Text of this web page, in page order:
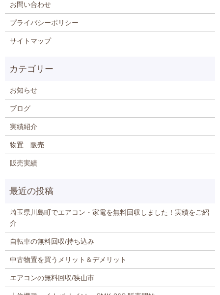
お問い合わせ
プライバシーポリシー
サイトマップ
お知らせ
ブログ
実績紹介
物置 販売
販売実績
埼玉県川島町でエアコン・家電を無料回収しました！実績をご紹
介
自転車の無料回収/持ち込み
中古物置を買うメリット＆デメリット
エアコンの無料回収/狭山市